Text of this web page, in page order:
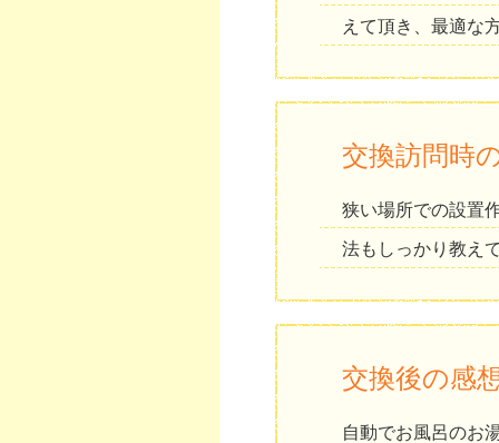
えて頂き、最適な
交換訪問時
狭い場所での設置
法もしっかり教え
交換後の感
自動でお風呂のお